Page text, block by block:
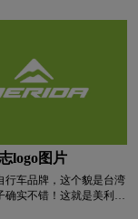
范logo设计
纸logo设计
logo图片
行车品牌，这个貌是台湾
确实不错！这就是美利达